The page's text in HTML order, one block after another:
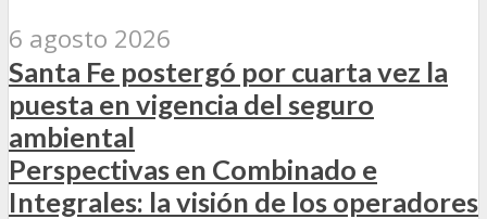
6 agosto 2026
Santa Fe postergó por cuarta vez la
puesta en vigencia del seguro
ambiental
Perspectivas en Combinado e
Integrales: la visión de los operadores